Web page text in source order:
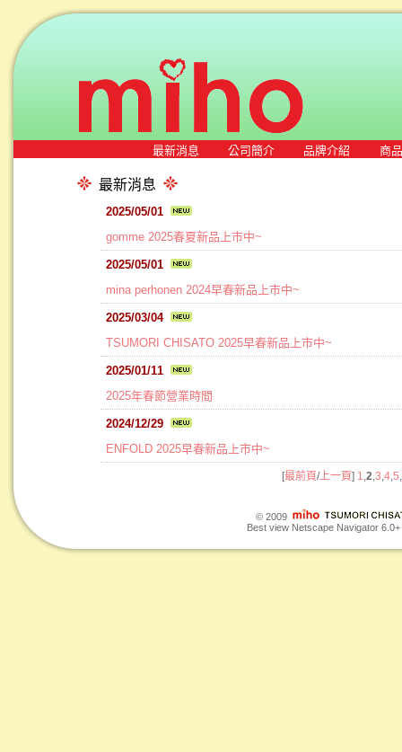
最新消息 公司簡介 品牌介紹 商
最新消息
2025/05/01
gomme 2025春夏新品上市中~
2025/05/01
mina perhonen 2024早春新品上市中~
2025/03/04
TSUMORI CHISATO 2025早春新品上市中~
2025/01/11
2025年春節營業時間
2024/12/29
ENFOLD 2025早春新品上市中~
[最前頁/上一頁] 1 2 3 4 5
© 2009
Best view Netscape Navigator